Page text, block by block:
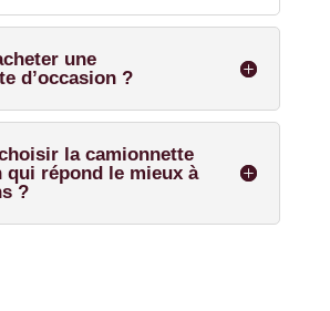
une
d’occasion ?
la camionnette
qui répond le mieux à
?